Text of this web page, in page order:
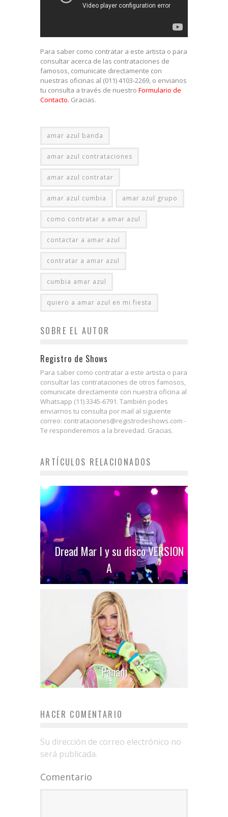
Para saber como contratar a este artista o para
consultar acerca de las contrataciones de
famosos, comunicate directamente con
nuestras oficinas al (011) 4103-2269, o envianos
tu consulta a través de nuestro Formulario de
Contacto. Gracias.
amar azul banda
amar azul contrataciones
amar azul contratar
amar azul cumbia amar azul grupo
como contratar a amar azul
contactar a amar azul
contratar a amar azul
cumbia amar azul
quiero a amar azul en mi fiesta
SOBRE EL AUTOR
Registro de Shows
Para saber como contratar a este artista o para
consultar las contrataciones de otros famosos,
comunicate directamente con nuestra oficina al
Whatsapp (11) 3345-6791. También podes
enviarnos tu consulta por mail al siguiente
correo: contrataciones@registrodeshows.com -
Te responderemos a la brevedad. Gracias.
ARTÍCULOS RELACIONADOS
Dread Mar I y su disco VERSION
A
Panam
HACER COMENTARIO
Su dirección de correo electrónico no
será publicada.
Comentario